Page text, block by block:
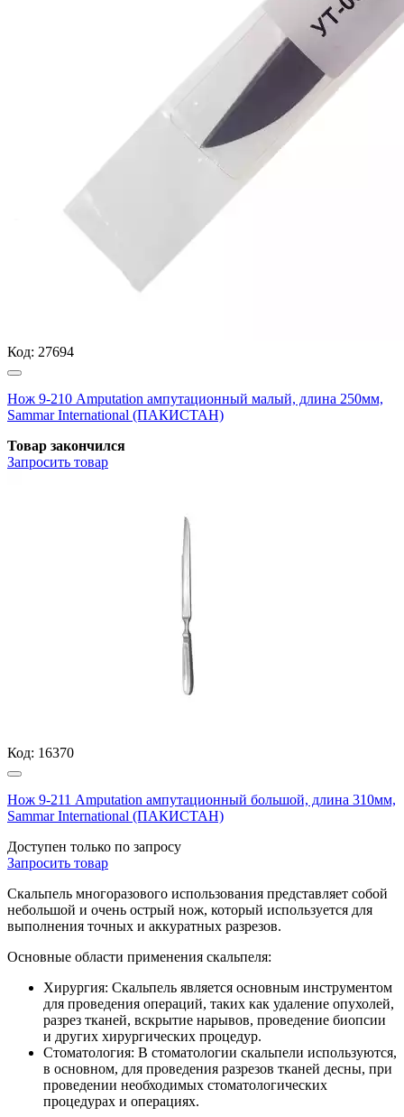
Код: 27694
Нож 9-210 Amputation ампутационный малый, длина 250мм,
Sammar International (ПАКИСТАН)
Товар закончился
Запросить товар
Код: 16370
Нож 9-211 Amputation ампутационный большой, длина 310мм,
Sammar International (ПАКИСТАН)
Доступен только по запросу
Запросить товар
Скальпель многоразового использования представляет собой
небольшой и очень острый нож, который используется для
выполнения точных и аккуратных разрезов.
Основные области применения скальпеля:
Хирургия: Скальпель является основным инструментом
для проведения операций, таких как удаление опухолей,
разрез тканей, вскрытие нарывов, проведение биопсии
и других хирургических процедур.
Стоматология: В стоматологии скальпели используются,
в основном, для проведения разрезов тканей десны, при
проведении необходимых стоматологических
процедурах и операциях.